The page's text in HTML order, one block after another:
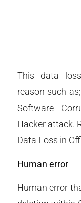
This data
reason such
Software
Hacker attack.
Data Loss in
Human error
Human error